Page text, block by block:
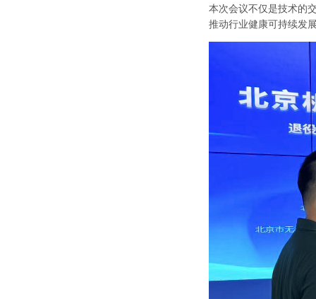
本次会议不仅是技术的
推动行业健康可持续发